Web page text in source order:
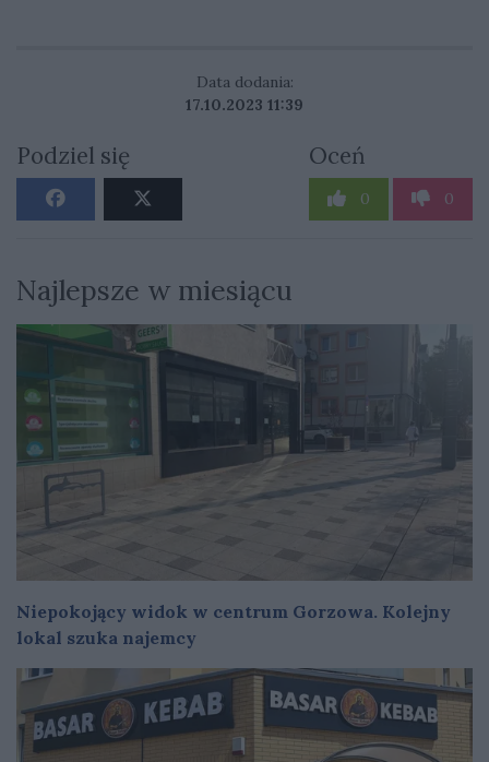
Data dodania:
17.10.2023 11:39
Podziel się Oceń
0 0
Najlepsze w miesiącu
Niepokojący widok w centrum Gorzowa. Kolejny
lokal szuka najemcy